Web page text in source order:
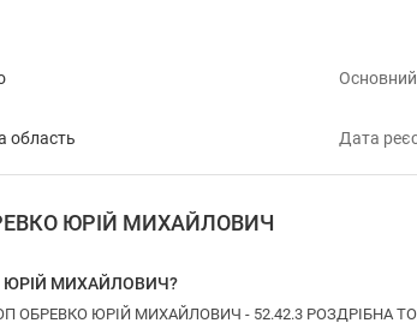
область Дата
ЮРІЙ МИХАЙЛОВИЧ
ЮРІЙ МИХАЙЛОВИЧ?
ФОП ОБРЕВКО ЮРІЙ МИХАЙЛОВИЧ - 52.42.3